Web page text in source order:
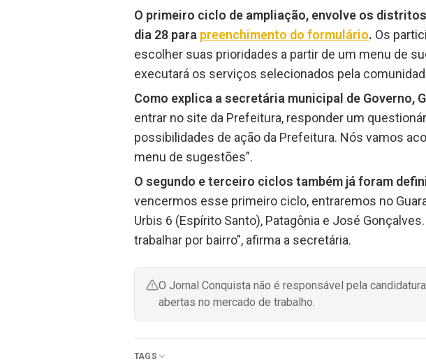
O primeiro ciclo de ampliação, envolve os
dia 28 para preenchimento do formulário. Os
escolher suas prioridades a partir de um menu de
executará os serviços selecionados pela
Como explica a secretária municipal de Governo,
entrar no site da Prefeitura, responder um
possibilidades de ação da Prefeitura. Nós vamos
menu de sugestões”.
O segundo e terceiro ciclos também já foram
vencermos esse primeiro ciclo, entraremos no
Urbis 6 (Espírito Santo), Patagônia e José
trabalhar por bairro”, afirma a secretária.
O Jornal Conquista não é responsável pela
abertas no mercado de trabalho.
TAGS